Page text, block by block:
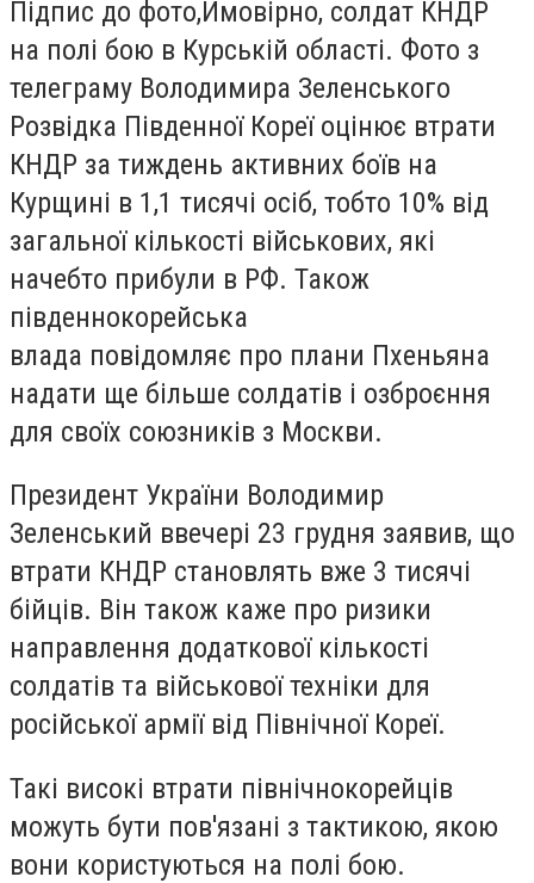
Підпис до фото,Ймовірно, солдат КНДР
на полі бою в Курській області. Фото з
телеграму Володимира Зеленського
Розвідка Південної Кореї оцінює втрати
КНДР за тиждень активних боїв на
Курщині в 1,1 тисячі осіб, тобто 10% від
загальної кількості військових, які
начебто прибули в РФ. Також
південнокорейська
влада повідомляє про плани Пхеньяна
надати ще більше солдатів і озброєння
для своїх союзників з Москви.
Президент України Володимир
Зеленський ввечері 23 грудня заявив, що
втрати КНДР становлять вже 3 тисячі
бійців. Він також каже про ризики
направлення додаткової кількості
солдатів та військової техніки для
російської армії від Північної Кореї.
Такі високі втрати північнокорейців
можуть бути пов'язані з тактикою, якою
вони користуються на полі бою.